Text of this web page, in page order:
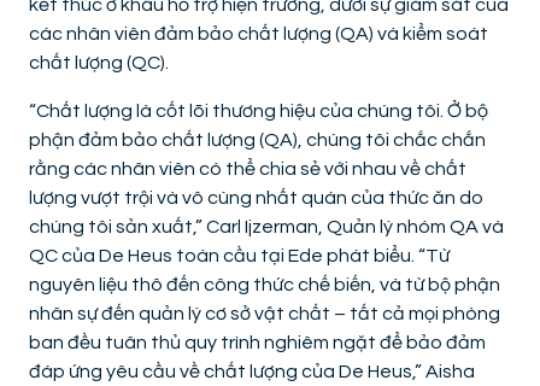
kết thúc ở khâu hỗ trợ hiện trường, dưới sự giám sát của
các nhân viên đảm bảo chất lượng (QA) và kiểm soát
chất lượng (QC).
“Chất lượng là cốt lõi thương hiệu của chúng tôi. Ở bộ
phận đảm bảo chất lượng (QA), chúng tôi chắc chắn
rằng các nhân viên có thể chia sẻ với nhau về chất
lượng vượt trội và vô cùng nhất quán của thức ăn do
chúng tôi sản xuất,” Carl Ijzerman, Quản lý nhóm QA và
QC của De Heus toàn cầu tại Ede phát biểu. “Từ
nguyên liệu thô đến công thức chế biến, và từ bộ phận
nhân sự đến quản lý cơ sở vật chất – tất cả mọi phòng
ban đều tuân thủ quy trình nghiêm ngặt để bảo đảm
đáp ứng yêu cầu về chất lượng của De Heus,” Aisha